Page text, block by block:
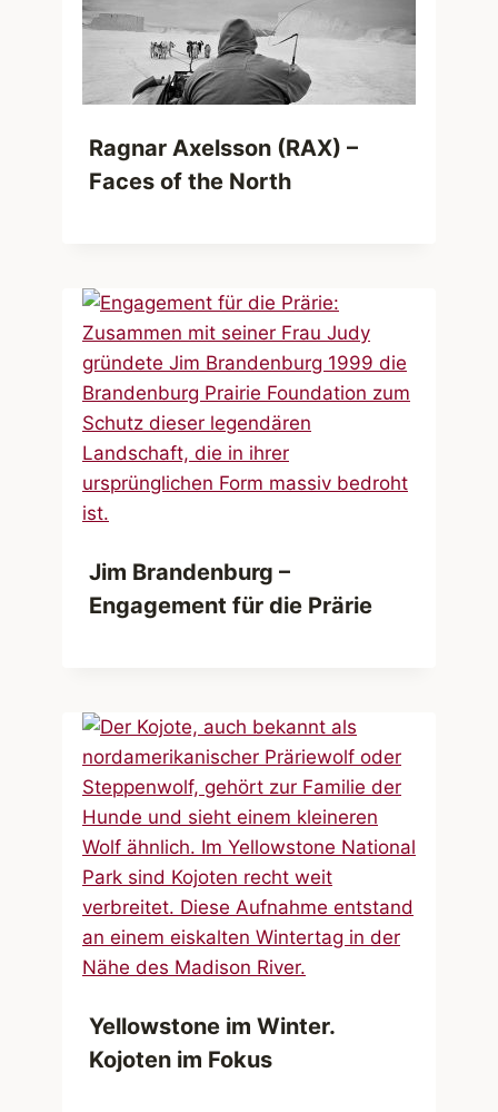
Ragnar Axelsson (RAX) –
Faces of the North
Jim Brandenburg –
Engagement für die Prärie
Yellowstone im Winter.
Kojoten im Fokus